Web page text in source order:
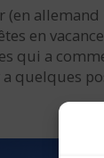
(en
en
qui a
quelques